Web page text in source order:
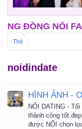
ĐỒNG NỐI
Thẻ
noidindate
HÌNH ẢNH -
NỐI DATING -
thành công tốt
được NỐI chọn